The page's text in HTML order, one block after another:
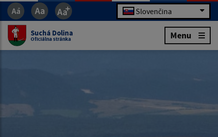
Slovenčina
Suchá Dolina
Oficiálna stránka Menu